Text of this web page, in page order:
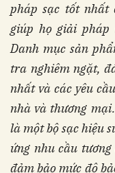
pháp sạc tốt nhất
giúp họ giải
Danh mục sản
tra nghiêm ngặt,
nhất và các yêu
nhà và thương
là một bộ sạc hiệu
ứng nhu cầu
đảm bảo mức độ